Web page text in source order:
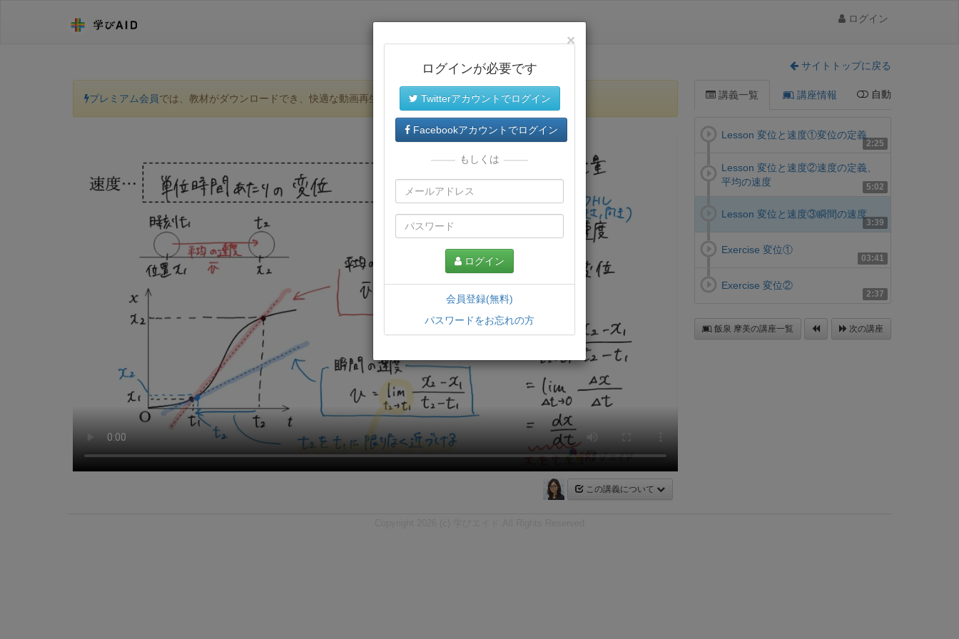
ログイン
サイトトップに戻る
プレミアム会員では、教材がダウンロードでき、快適な動画再生環境が提供されます。
この講義について
講義一覧 講座情報 自動
2:25
Lesson 変位と速度①変位の定義
5:02
Lesson 変位と速度②速度の定義、
平均の速度
3:39
Lesson 変位と速度③瞬間の速度
03:41
Exercise 変位①
2:37
Exercise 変位②
飯泉 摩美の講座一覧 次の講座
×
ログインが必要です
Twitterアカウントでログイン
Facebookアカウントでログイン
もしくは
ログイン
会員登録(無料)
パスワードをお忘れの方